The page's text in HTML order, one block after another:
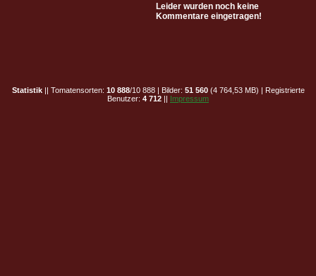
Leider wurden noch keine
Kommentare eingetragen!
Statistik|| Tomatensorten: 10 888/10 888 | Bilder: 51 560(4 764,53 MB) | Registrierte
Benutzer: 4 712 || Impressum